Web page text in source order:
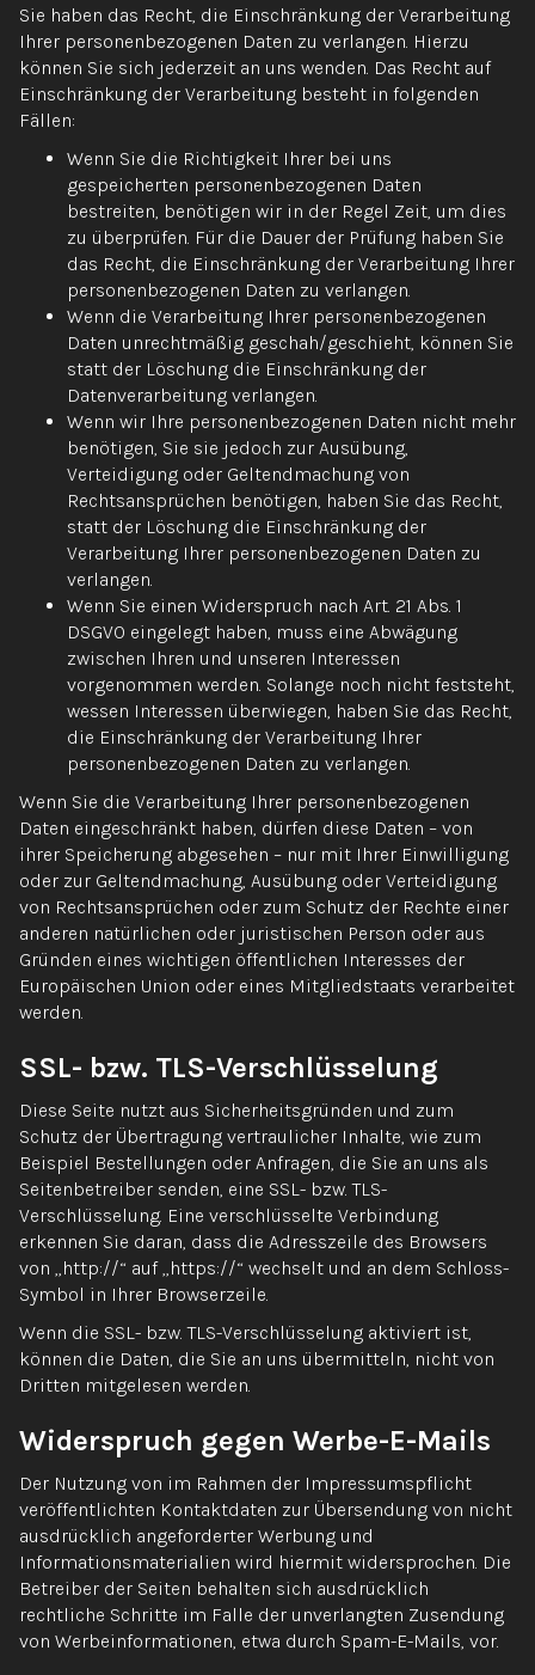
Sie haben das Recht, die Einschränkung der Verarbeitung
Ihrer personenbezogenen Daten zu verlangen. Hierzu
können Sie sich jederzeit an uns wenden. Das Recht auf
Einschränkung der Verarbeitung besteht in folgenden
Fällen:
Wenn Sie die Richtigkeit Ihrer bei uns
gespeicherten personenbezogenen Daten
bestreiten, benötigen wir in der Regel Zeit, um dies
zu überprüfen. Für die Dauer der Prüfung haben Sie
das Recht, die Einschränkung der Verarbeitung Ihrer
personenbezogenen Daten zu verlangen.
Wenn die Verarbeitung Ihrer personenbezogenen
Daten unrechtmäßig geschah/geschieht, können Sie
statt der Löschung die Einschränkung der
Datenverarbeitung verlangen.
Wenn wir Ihre personenbezogenen Daten nicht mehr
benötigen, Sie sie jedoch zur Ausübung,
Verteidigung oder Geltendmachung von
Rechtsansprüchen benötigen, haben Sie das Recht,
statt der Löschung die Einschränkung der
Verarbeitung Ihrer personenbezogenen Daten zu
verlangen.
Wenn Sie einen Widerspruch nach Art. 21 Abs. 1
DSGVO eingelegt haben, muss eine Abwägung
zwischen Ihren und unseren Interessen
vorgenommen werden. Solange noch nicht feststeht,
wessen Interessen überwiegen, haben Sie das Recht,
die Einschränkung der Verarbeitung Ihrer
personenbezogenen Daten zu verlangen.
Wenn Sie die Verarbeitung Ihrer personenbezogenen
Daten eingeschränkt haben, dürfen diese Daten – von
ihrer Speicherung abgesehen – nur mit Ihrer Einwilligung
oder zur Geltendmachung, Ausübung oder Verteidigung
von Rechtsansprüchen oder zum Schutz der Rechte einer
anderen natürlichen oder juristischen Person oder aus
Gründen eines wichtigen öffentlichen Interesses der
Europäischen Union oder eines Mitgliedstaats verarbeitet
werden.
SSL- bzw. TLS-Verschlüsselung
Diese Seite nutzt aus Sicherheitsgründen und zum
Schutz der Übertragung vertraulicher Inhalte, wie zum
Beispiel Bestellungen oder Anfragen, die Sie an uns als
Seitenbetreiber senden, eine SSL- bzw. TLS-
Verschlüsselung. Eine verschlüsselte Verbindung
erkennen Sie daran, dass die Adresszeile des Browsers
von „http://“ auf „https://“ wechselt und an dem Schloss-
Symbol in Ihrer Browserzeile.
Wenn die SSL- bzw. TLS-Verschlüsselung aktiviert ist,
können die Daten, die Sie an uns übermitteln, nicht von
Dritten mitgelesen werden.
Widerspruch gegen Werbe-E-Mails
Der Nutzung von im Rahmen der Impressumspflicht
veröffentlichten Kontaktdaten zur Übersendung von nicht
ausdrücklich angeforderter Werbung und
Informationsmaterialien wird hiermit widersprochen. Die
Betreiber der Seiten behalten sich ausdrücklich
rechtliche Schritte im Falle der unverlangten Zusendung
von Werbeinformationen, etwa durch Spam-E-Mails, vor.